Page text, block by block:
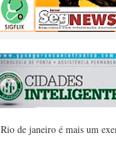
Rio de janeiro é mais um